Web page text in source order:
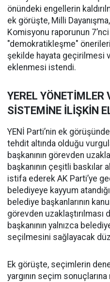
önündeki engellerin
ek görüşte, Milli
Komisyonu raporunun
"demokratikleşme"
şekilde hayata geçirilmesi
eklenmesi istendi.
YEREL YÖNETİMLER
SİSTEMİNE İLİŞKİN
YENİ Parti’nin ek
tehdit altında olduğu
başkanının görevden
başkanının çeşitli baskılar
istifa ederek AK Parti’ye
belediyeye kayyum
belediye başkanlarının
görevden
başkanının yalnızca
seçilmesini sağlayacak
Ek görüşte, seçimlerin
yargının seçim